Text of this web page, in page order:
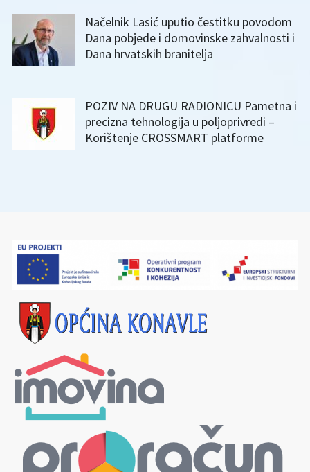
Načelnik Lasić uputio čestitku povodom
Dana pobjede i domovinske zahvalnosti i
Dana hrvatskih branitelja
POZIV NA DRUGU RADIONICU Pametna i
precizna tehnologija u poljoprivredi –
Korištenje CROSSMART platforme